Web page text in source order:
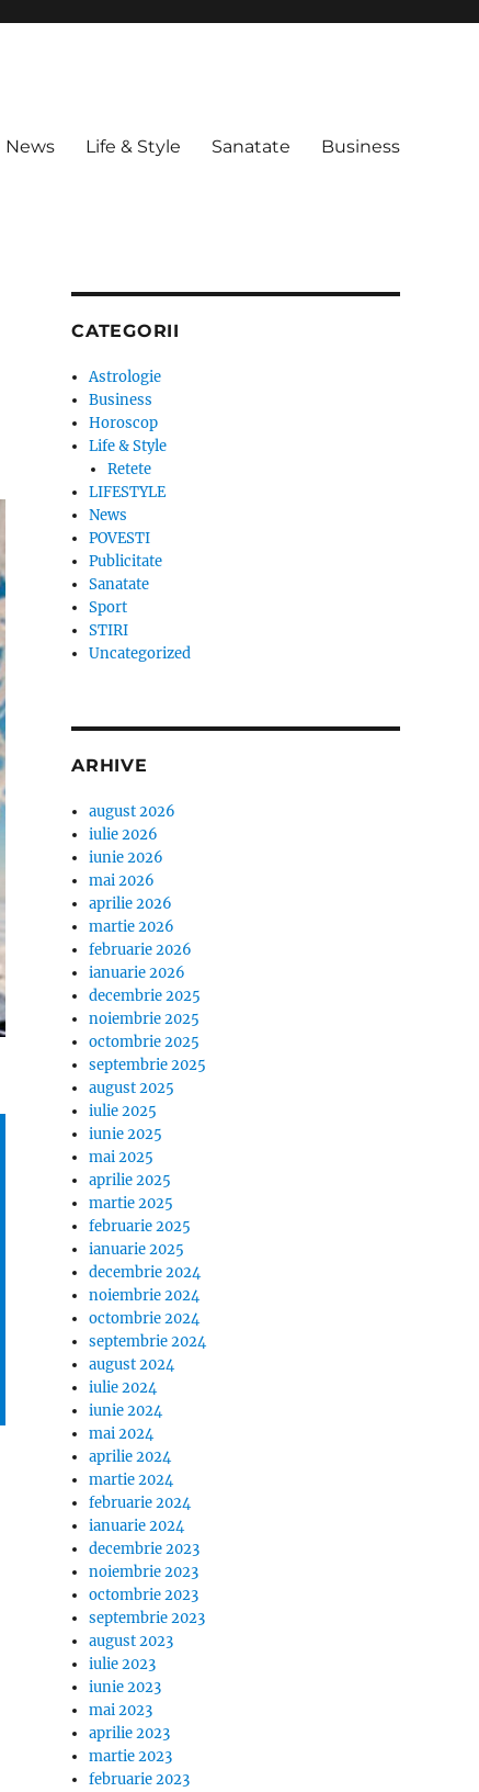
News Life & Style Sanatate Business
CATEGORII
Astrologie
Business
Horoscop
Life & Style
Retete
LIFESTYLE
News
POVESTI
Publicitate
Sanatate
Sport
STIRI
Uncategorized
ARHIVE
august 2026
iulie 2026
iunie 2026
mai 2026
aprilie 2026
martie 2026
februarie 2026
ianuarie 2026
decembrie 2025
noiembrie 2025
octombrie 2025
septembrie 2025
august 2025
iulie 2025
iunie 2025
mai 2025
aprilie 2025
martie 2025
februarie 2025
ianuarie 2025
decembrie 2024
noiembrie 2024
octombrie 2024
septembrie 2024
august 2024
iulie 2024
iunie 2024
mai 2024
aprilie 2024
martie 2024
februarie 2024
ianuarie 2024
decembrie 2023
noiembrie 2023
octombrie 2023
septembrie 2023
august 2023
iulie 2023
iunie 2023
mai 2023
aprilie 2023
martie 2023
februarie 2023